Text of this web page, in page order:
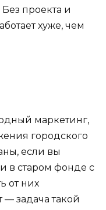
проекта и
хуже, чем
маркетинг,
городского
если вы
в старом фонде с
от них
задача такой